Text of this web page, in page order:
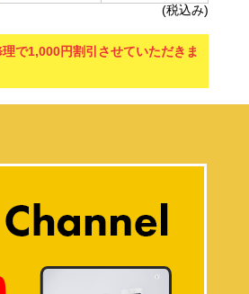
(税込み)
で1,000円割引させていただきま